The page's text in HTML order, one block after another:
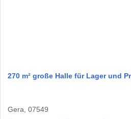
270 m² große Halle für Lager und
Gera, 07549